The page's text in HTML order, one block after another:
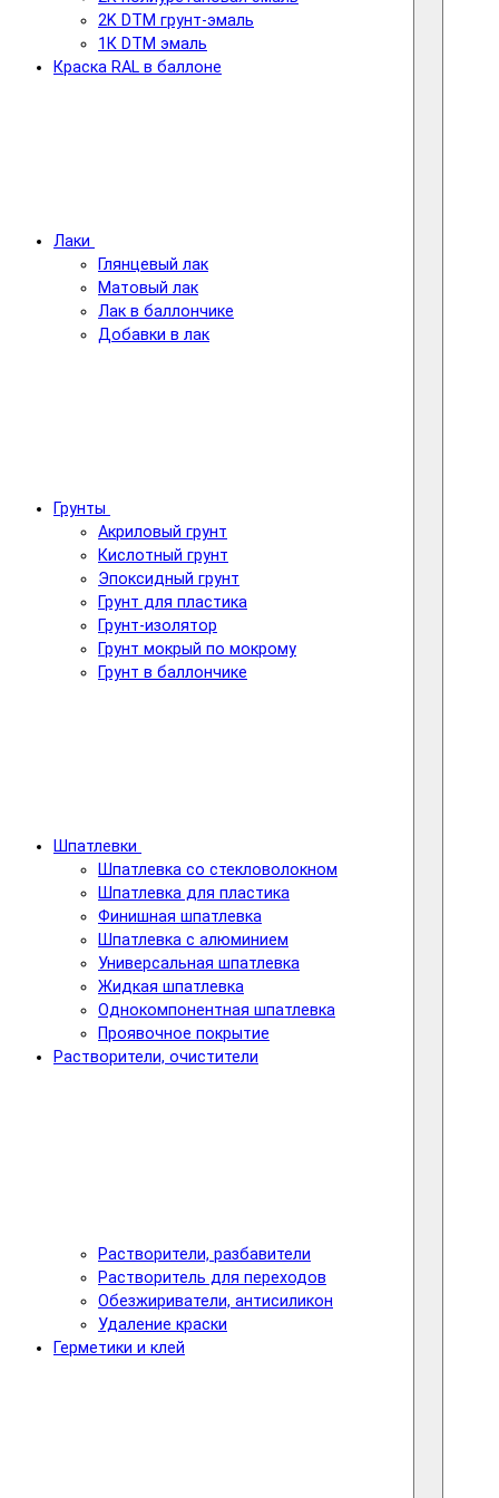
2K DTM грунт-эмаль
1К DTM эмаль
Краска RAL в баллоне
Лаки
Глянцевый лак
Матовый лак
Лак в баллончике
Добавки в лак
Грунты
Акриловый грунт
Кислотный грунт
Эпоксидный грунт
Грунт для пластика
Грунт-изолятор
Грунт мокрый по мокрому
Грунт в баллончике
Шпатлевки
Шпатлевка со стекловолокном
Шпатлевка для пластика
Финишная шпатлевка
Шпатлевка с алюминием
Универсальная шпатлевка
Жидкая шпатлевка
Однокомпонентная шпатлевка
Проявочное покрытие
Растворители, очистители
Растворители, разбавители
Растворитель для переходов
Обезжириватели, антисиликон
Удаление краски
Герметики и клей